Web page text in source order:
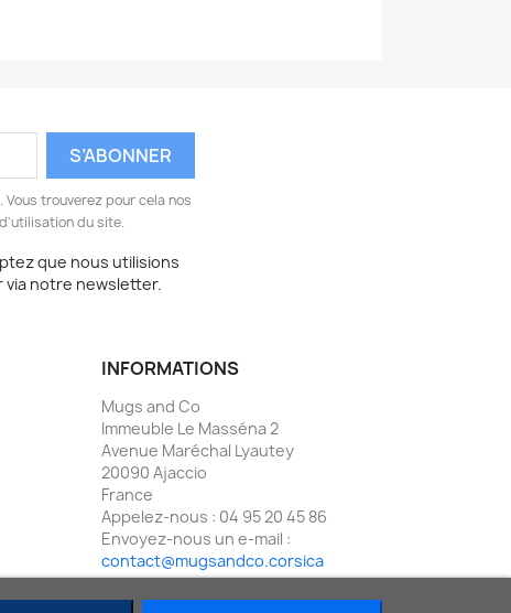
trouverez pour cela nos
du site.
que nous utilisions
notre newsletter.
INFORMATIONS
Mugs and Co
Immeuble Le Masséna 2
Avenue Maréchal Lyautey
20090 Ajaccio
France
Appelez-nous : 04 95 20 45 86
Envoyez-nous un e-mail :
contact@mugsandco.corsica